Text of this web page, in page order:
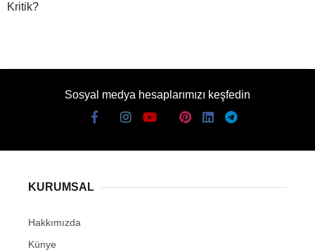
Kritik?
Sosyal medya hesaplarımızı keşfedin
KURUMSAL
Hakkımızda
Künye